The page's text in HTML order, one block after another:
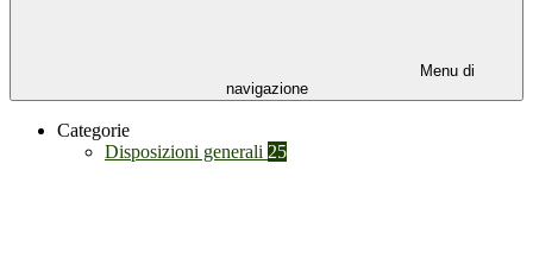
Menu di
navigazione
Categorie
Disposizioni generali 25